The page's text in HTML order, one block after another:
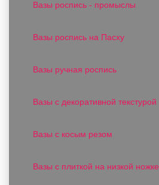
Вазы роспись - промыслы
Вазы роспись на Пасху
Вазы ручная роспись
Вазы с декоративной текстурой
Вазы с косым резом
Вазы с плиткой на низкой ножке